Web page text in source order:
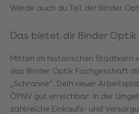
Werde auch du Teil der Binder
Das bietet dir Binder Optik
Mitten im historischen Stadtkern
das Binder Optik Fachgeschäft
„Schranne“. Dein neuer
ÖPNV gut erreichbar. In der
zahlreiche Einkaufs- und